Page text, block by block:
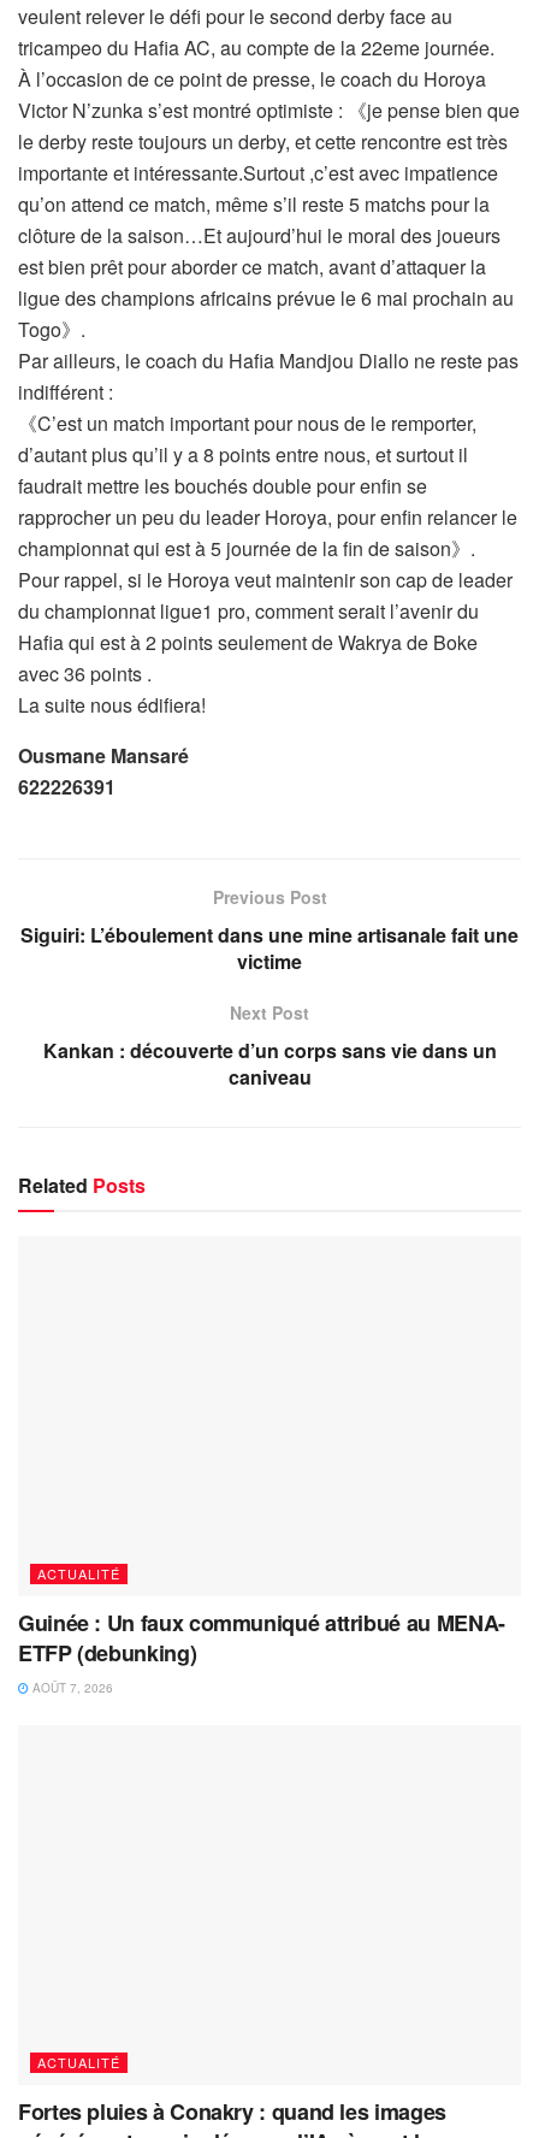
veulent relever le défi pour le second derby face au
tricampeo du Hafia AC, au compte de la 22eme journée.
À l’occasion de ce point de presse, le coach du Horoya
Victor N’zunka s’est montré optimiste : 《je pense bien que
le derby reste toujours un derby, et cette rencontre est très
importante et intéressante.Surtout ,c’est avec impatience
qu’on attend ce match, même s’il reste 5 matchs pour la
clôture de la saison…Et aujourd’hui le moral des joueurs
est bien prêt pour aborder ce match, avant d’attaquer la
ligue des champions africains prévue le 6 mai prochain au
Togo》.
Par ailleurs, le coach du Hafia Mandjou Diallo ne reste pas
indifférent :
《C’est un match important pour nous de le remporter,
d’autant plus qu’il y a 8 points entre nous, et surtout il
faudrait mettre les bouchés double pour enfin se
rapprocher un peu du leader Horoya, pour enfin relancer le
championnat qui est à 5 journée de la fin de saison》.
Pour rappel, si le Horoya veut maintenir son cap de leader
du championnat ligue1 pro, comment serait l’avenir du
Hafia qui est à 2 points seulement de Wakrya de Boke
avec 36 points .
La suite nous édifiera!
Ousmane Mansaré
622226391
Previous Post
Siguiri: L’éboulement dans une mine artisanale fait une
victime
Next Post
Kankan : découverte d’un corps sans vie dans un
caniveau
Related Posts
ACTUALITÉ
Guinée : Un faux communiqué attribué au MENA-
ETFP (debunking)
AOÛT 7, 2026
ACTUALITÉ
Fortes pluies à Conakry : quand les images